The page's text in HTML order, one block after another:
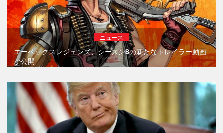
ニュース
エーペックスレジェンズ、シーズン8の新たなトレイラー動画
が公開